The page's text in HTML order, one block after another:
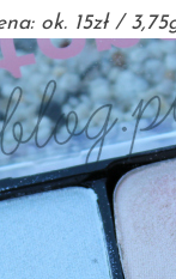
ok. 15zł /